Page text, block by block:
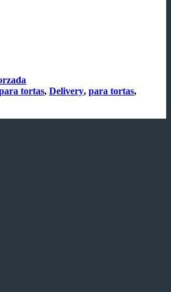
tortas, Delivery, para tortas,